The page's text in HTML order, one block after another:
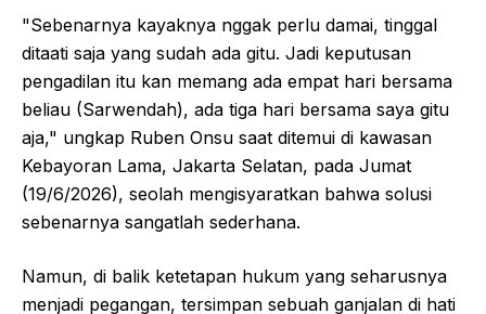
"Sebenarnya kayaknya nggak perlu damai, tinggal
ditaati saja yang sudah ada gitu. Jadi keputusan
pengadilan itu kan memang ada empat hari bersama
beliau (Sarwendah), ada tiga hari bersama saya gitu
aja," ungkap Ruben Onsu saat ditemui di kawasan
Kebayoran Lama, Jakarta Selatan, pada Jumat
(19/6/2026), seolah mengisyaratkan bahwa solusi
sebenarnya sangatlah sederhana.
Namun, di balik ketetapan hukum yang seharusnya
menjadi pegangan, tersimpan sebuah ganjalan di hati